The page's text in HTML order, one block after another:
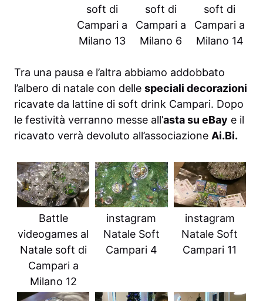
soft di
Campari a
Milano 13
soft di
Campari a
Milano 6
soft di
Campari a
Milano 14
Tra una pausa e l’altra abbiamo addobbato
l’albero di natale con delle speciali decorazioni
ricavate da lattine di soft drink Campari. Dopo
le festività verranno messe all’asta su eBay e il
ricavato verrà devoluto all’associazione Ai.Bi.
Battle
videogames al
Natale soft di
Campari a
Milano 12
instagram
Natale Soft
Campari 4
instagram
Natale Soft
Campari 11